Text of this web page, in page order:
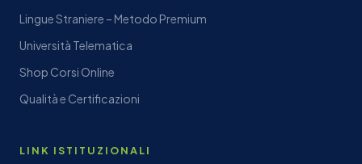
Lingue Straniere – Metodo Premium
Università Telematica
Shop Corsi Online
Qualità e Certificazioni
LINK ISTITUZIONALI